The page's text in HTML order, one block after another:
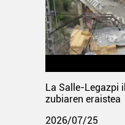
La Salle-Legazpi
zubiaren eraistea
2026/07/25